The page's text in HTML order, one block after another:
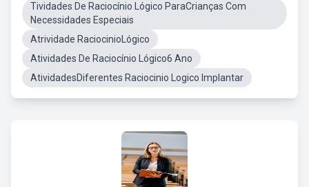
Tividades De Raciocínio Lógico ParaCrianças Com
Necessidades Especiais
Atrividade RaciocinioLógico
Atividades De Raciocínio Lógico6 Ano
AtividadesDiferentes Raciocinio Logico Implantar